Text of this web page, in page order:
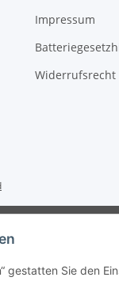
Impressum
Widerrufsrecht
gestatten Sie den